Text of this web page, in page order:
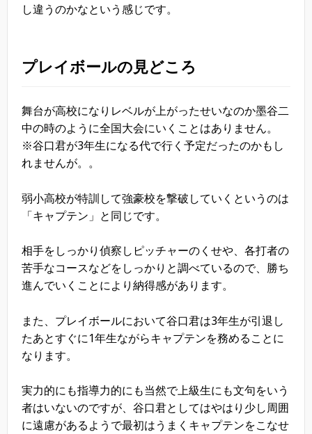
し違うのかなという感じです。
プレイボールの見どころ
舞台が高校になりレベルが上がったせいなのか墨谷二
中の時のように全国大会にいくことはありません。
※谷口君が3年生になる代で行く予定だったのかもし
れませんが。。
弱小高校が特訓して強豪校を撃破していくというのは
「キャプテン」と同じです。
相手をしっかり偵察しピッチャーのくせや、各打者の
苦手なコースなどをしっかりと調べているので、勝ち
進んでいくことにより納得感があります。
また、プレイボールにおいて谷口君は3年生が引退し
たあとすぐに1年生ながらキャプテンを務めることに
なります。
実力的にも指導力的にも当然で上級生にも文句をいう
者はいないのですが、谷口君としてはやはり少し周囲
に遠慮があるようで最初はうまくキャプテンをこなせ